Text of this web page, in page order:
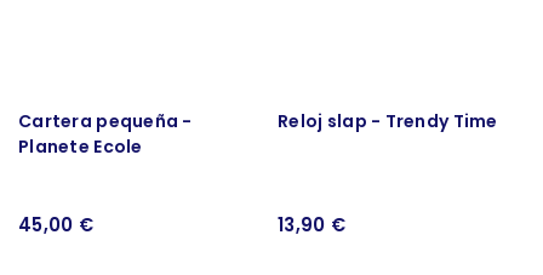
Cartera pequeña -
Planete Ecole
45,00 €
Reloj slap - Trendy Time
13,90 €